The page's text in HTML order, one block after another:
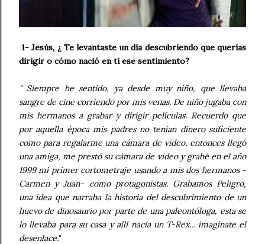
1- Jesús, ¿ Te levantaste un día descubriendo que querías
dirigir o cómo nació en ti ese sentimiento?
" Siempre he sentido, ya desde muy niño, que llevaba
sangre de cine corriendo por mis venas. De niño jugaba con
mis hermanos a grabar y dirigir películas. Recuerdo que
por aquella época mis padres no tenían dinero suficiente
como para regalarme una cámara de video, entonces llegó
una amiga, me prestó su cámara de video y grabé en el año
1999 mi primer cortometraje usando a mis dos hermanos -
Carmen y Juan- como protagonistas. Grabamos Peligro,
una idea que narraba la historia del descubrimiento de un
huevo de dinosaurio por parte de una paleontóloga, esta se
lo llevaba para su casa y allí nacía un T-Rex... imagínate el
desenlace."